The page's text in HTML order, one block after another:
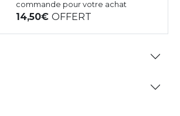
commande pour votre achat
14,50OFFERT